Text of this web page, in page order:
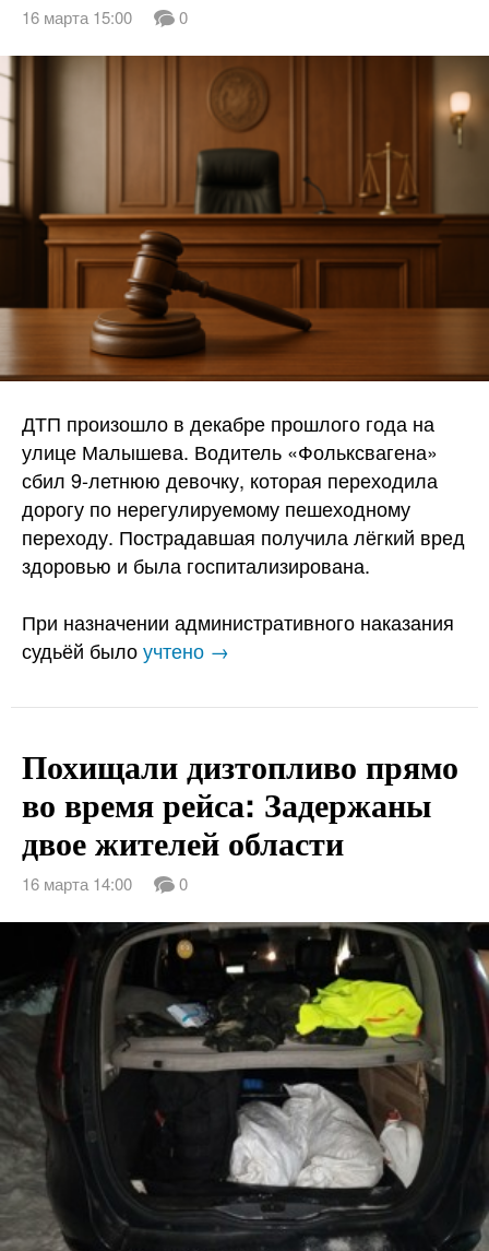
16 марта 15:00 0
ДТП произошло в декабре прошлого года на
улице Малышева. Водитель «Фольксвагена»
сбил 9-летнюю девочку, которая переходила
дорогу по нерегулируемому пешеходному
переходу. Пострадавшая получила лёгкий вред
здоровью и была госпитализирована.
При назначении административного наказания
судьёй былоучтено →
Похищали дизтопливо прямо
во время рейса: Задержаны
двое жителей области
16 марта 14:00 0